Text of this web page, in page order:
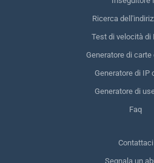
Ricerca
Test di velocità di
Generatore di carte
Generatore di IP
Generatore di
Faq
Contattaci
Segnala un